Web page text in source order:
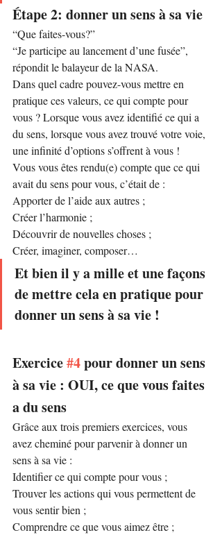
Étape 2: donner un sens à sa vie
“Que faites-vous?”
“Je participe au lancement d’une fusée”,
répondit le balayeur de la NASA.
Dans quel cadre pouvez-vous mettre en
pratique ces valeurs, ce qui compte pour
vous ? Lorsque vous avez identifié ce qui a
du sens, lorsque vous avez trouvé votre voie,
une infinité d’options s’offrent à vous !
Vous vous êtes rendu(e) compte que ce qui
avait du sens pour vous, c’était de :
Apporter de l’aide aux autres ;
Créer l’harmonie ;
Découvrir de nouvelles choses ;
Créer, imaginer, composer…
Et bien il y a mille et une façons
de mettre cela en pratique pour
donner un sens à sa vie !
Exercice #4 pour donner un sens
à sa vie : OUI, ce que vous faites
a du sens
Grâce aux trois premiers exercices, vous
avez cheminé pour parvenir à donner un
sens à sa vie :
Identifier ce qui compte pour vous ;
Trouver les actions qui vous permettent de
vous sentir bien ;
Comprendre ce que vous aimez être ;